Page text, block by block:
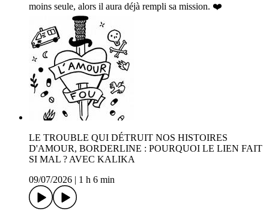
moins seule, alors il aura déjà rempli sa mission. ❤️
LE TROUBLE QUI DÉTRUIT NOS HISTOIRES
D'AMOUR, BORDERLINE : POURQUOI LE LIEN FAIT
SI MAL ? AVEC KALIKA
09/07/2026
1 h 6 min